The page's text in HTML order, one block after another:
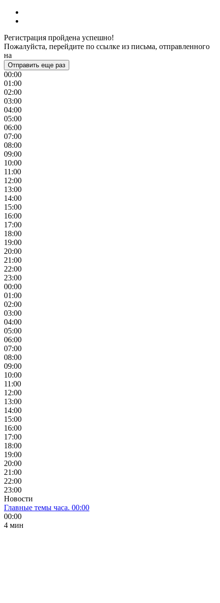
Регистрация пройдена успешно!
Пожалуйста, перейдите по ссылке из письма, отправленного
на
Отправить еще раз
00:00
01:00
02:00
03:00
04:00
05:00
06:00
07:00
08:00
09:00
10:00
11:00
12:00
13:00
14:00
15:00
16:00
17:00
18:00
19:00
20:00
21:00
22:00
23:00
00:00
01:00
02:00
03:00
04:00
05:00
06:00
07:00
08:00
09:00
10:00
11:00
12:00
13:00
14:00
15:00
16:00
17:00
18:00
19:00
20:00
21:00
22:00
23:00
Новости
Главные темы часа. 00:00
00:00
4 мин